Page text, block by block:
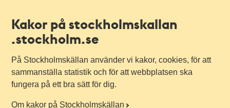
Kakor på stockholmskallan
.stockholm.se
På Stockholmskällan använder vi kakor, cookies, för att
sammanställa statistik och för att webbplatsen ska
fungera på ett bra sätt för dig.
Om kakor på Stockholmskällan